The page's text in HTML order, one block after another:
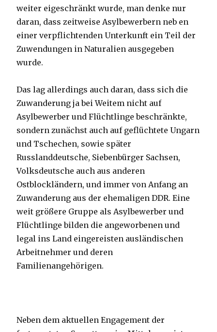
weiter eigeschränkt wurde, man denke nur
daran, dass zeitweise Asylbewerbern neb en
einer verpflichtenden Unterkunft ein Teil der
Zuwendungen in Naturalien ausgegeben
wurde.
Das lag allerdings auch daran, dass sich die
Zuwanderung ja bei Weitem nicht auf
Asylbewerber und Flüchtlinge beschränkte,
sondern zunächst auch auf geflüchtete Ungarn
und Tschechen, sowie später
Russlanddeutsche, Siebenbürger Sachsen,
Volksdeutsche auch aus anderen
Ostblockländern, und immer von Anfang an
Zuwanderung aus der ehemaligen DDR. Eine
weit größere Gruppe als Asylbewerber und
Flüchtlinge bilden die angeworbenen und
legal ins Land eingereisten ausländischen
Arbeitnehmer und deren
Familienangehörigen.
Neben dem aktuellen Engagement der